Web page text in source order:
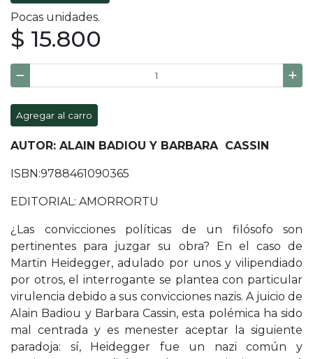
Pocas unidades.
$ 15.800
Agregar al carro
AUTOR: ALAIN BADIOU Y BARBARA CASSIN
ISBN:9788461090365
EDITORIAL: AMORRORTU
¿Las convicciones políticas de un filósofo son
pertinentes para juzgar su obra? En el caso de
Martin Heidegger, adulado por unos y vilipendiado
por otros, el interrogante se plantea con particular
virulencia debido a sus convicciones nazis. A juicio de
Alain Badiou y Barbara Cassin, esta polémica ha sido
mal centrada y es menester aceptar la siguiente
paradoja: sí, Heidegger fue un nazi común y